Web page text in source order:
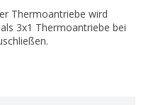
Thermoantriebe wird
3x1 Thermoantriebe bei